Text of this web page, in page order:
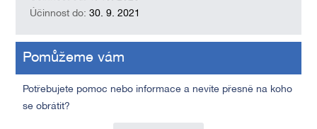
Účinnost do:30. 9. 2021
Pomůžeme vám
Potřebujete pomoc nebo informace a nevíte přesně na koho
se obrátit?